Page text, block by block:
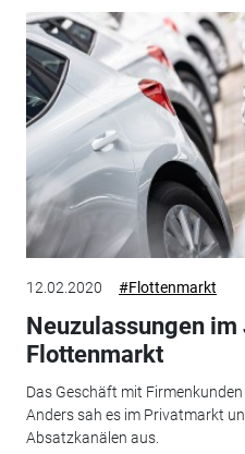
12.02.2020 #Flottenmarkt
Neuzulassungen
Flottenmarkt
Das Geschäft mit
Anders sah es im Privatmarkt
Absatzkanälen aus.